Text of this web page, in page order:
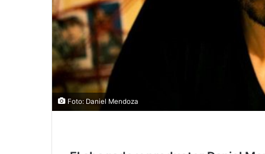
Foto: Daniel Mendoza